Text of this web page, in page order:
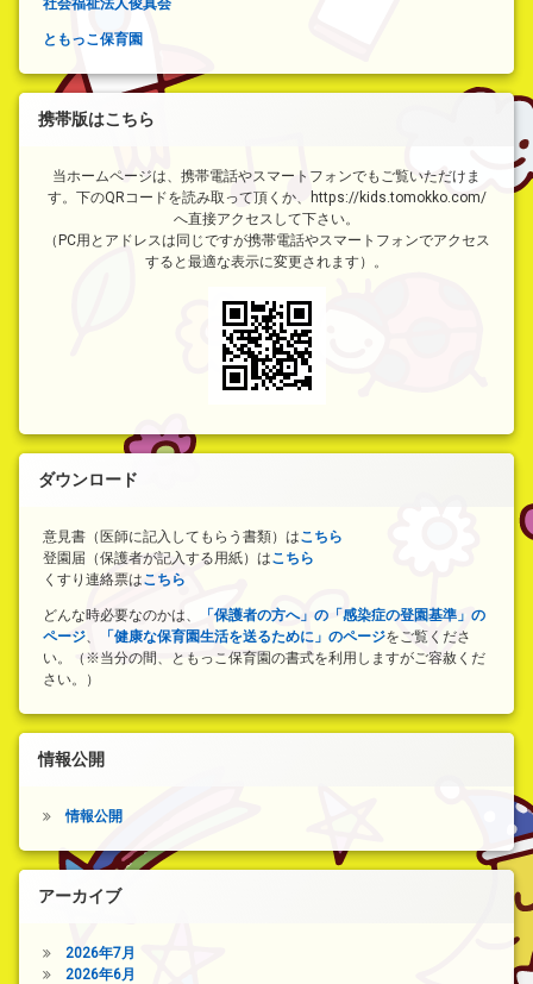
社会福祉法人俊真会
ともっこ保育園
携帯版はこちら
当ホームページは、携帯電話やスマートフォンでもご覧いただけま
す。下のQRコードを読み取って頂くか、https://kids.tomokko.com/
へ直接アクセスして下さい。
（PC用とアドレスは同じですが携帯電話やスマートフォンでアクセス
すると最適な表示に変更されます）。
ダウンロード
意見書（医師に記入してもらう書類）はこちら
登園届（保護者が記入する用紙）はこちら
くすり連絡票はこちら
どんな時必要なのかは、
「保護者の方へ」の「感染症の登園基準」の
ページ、 「健康な保育園生活を送るために」のページをご覧くださ
い。（※当分の間、ともっこ保育園の書式を利用しますがご容赦くだ
さい。）
情報公開
情報公開
アーカイブ
2026年7月
2026年6月